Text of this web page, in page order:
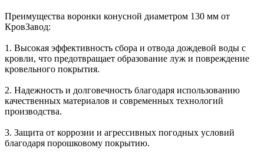
Преимущества воронки конусной диаметром 130 мм от
КровЗавод:
1. Высокая эффективность сбора и отвода дождевой воды с
кровли, что предотвращает образование луж и повреждение
кровельного покрытия.
2. Надежность и долговечность благодаря использованию
качественных материалов и современных технологий
производства.
3. Защита от коррозии и агрессивных погодных условий
благодаря порошковому покрытию.